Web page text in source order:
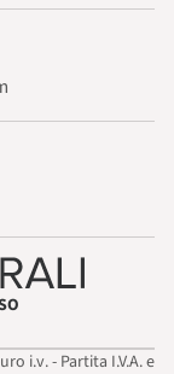
i.v. - Partita I.V.A. e